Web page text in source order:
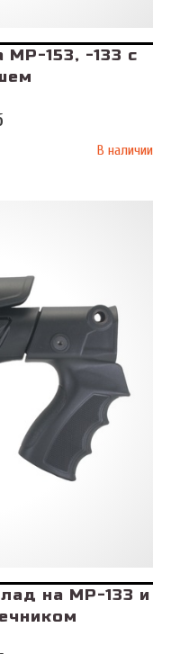
МР-153, -133 с
В наличии
на МР-133 и